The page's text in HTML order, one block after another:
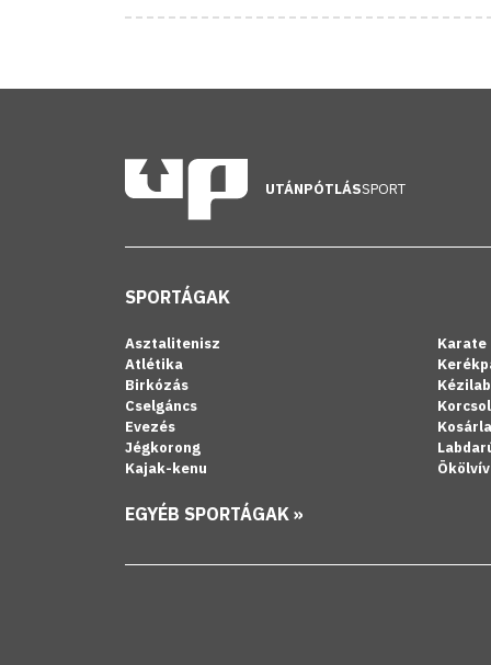
UTÁNPÓTLÁSSPORT
SPORTÁGAK
Asztalitenisz
Atlétika
Birkózás
Cselgáncs
Evezés
Jégkorong
Kajak-kenu
Karate
EGYÉB SPORTÁGAK »